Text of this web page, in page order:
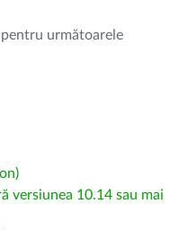
următoarele
versiunea 10.14 sau mai